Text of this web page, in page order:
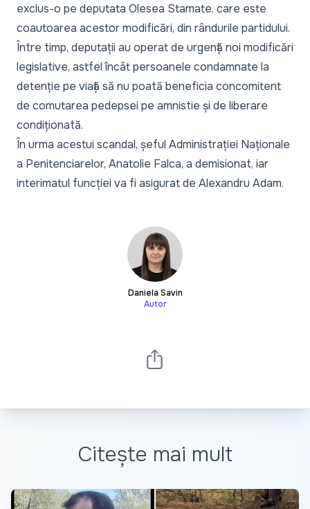
exclus-o pe deputata Olesea Stamate, care este
coautoarea acestor modificări, din rândurile partidului.
Între timp, deputații au operat de urgență noi modificări
legislative, astfel încât persoanele condamnate la
detenție pe viață să nu poată beneficia concomitent
de comutarea pedepsei pe amnistie și de liberare
condiționată.
În urma acestui scandal, șeful Administrației Naționale
a Penitenciarelor, Anatolie Falca, a demisionat, iar
interimatul funcției va fi asigurat de Alexandru Adam.
Daniela Savin
Autor
Citește mai mult